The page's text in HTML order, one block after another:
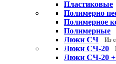
Пластиковые
Полимерно
Полимерное
Полимерные
Люки СЧ
Из
Люки СЧ-20
Люки СЧ-20 +